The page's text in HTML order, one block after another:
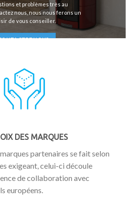
et problèmes très au
nous, nous nous ferons un
de vous conseiller.
NOUS
DES MARQUES
partenaires se fait selon
exigeant, celui-ci découle
de collaboration avec
européens.